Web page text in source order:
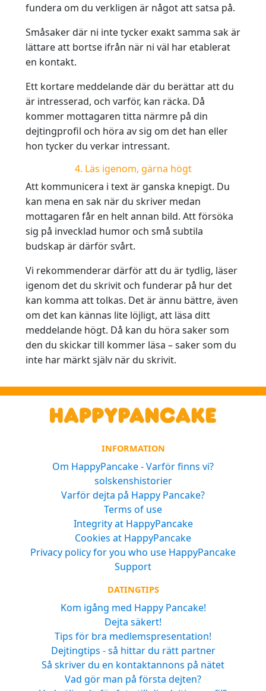
fundera om du verkligen är något att satsa på.
Småsaker där ni inte tycker exakt samma sak är
lättare att bortse ifrån när ni väl har etablerat
en kontakt.
Ett kortare meddelande där du berättar att du
är intresserad, och varför, kan räcka. Då
kommer mottagaren titta närmre på din
dejtingprofil och höra av sig om det han eller
hon tycker du verkar intressant.
4. Läs igenom, gärna högt
Att kommunicera i text är ganska knepigt. Du
kan mena en sak när du skriver medan
mottagaren får en helt annan bild. Att försöka
sig på invecklad humor och små subtila
budskap är därför svårt.
Vi rekommenderar därför att du är tydlig, läser
igenom det du skrivit och funderar på hur det
kan komma att tolkas. Det är ännu bättre, även
om det kan kännas lite löjligt, att läsa ditt
meddelande högt. Då kan du höra saker som
den du skickar till kommer läsa – saker som du
inte har märkt själv när du skrivit.
INFORMATION
Om HappyPancake - Varför finns vi?
solskenshistorier
Varför dejta på Happy Pancake?
Terms of use
Integrity at HappyPancake
Cookies at HappyPancake
Privacy policy for you who use HappyPancake
Support
DATINGTIPS
Kom igång med Happy Pancake!
Dejta säkert!
Tips för bra medlemspresentation!
Dejtingtips - så hittar du rätt partner
Så skriver du en kontaktannons på nätet
Vad gör man på första dejten?